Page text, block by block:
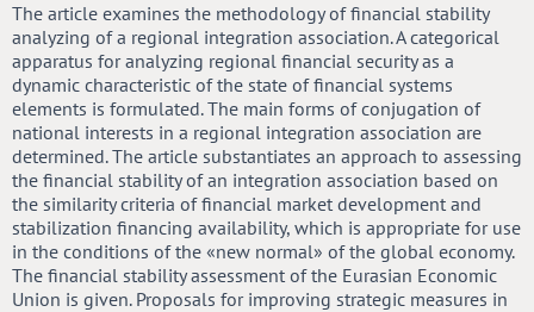
The article examines the methodology of financial stability
analyzing of a regional integration association. A categorical
apparatus for analyzing regional financial security as a
dynamic characteristic of the state of financial systems
elements is formulated. The main forms of conjugation of
national interests in a regional integration association are
determined. The article substantiates an approach to assessing
the financial stability of an integration association based on
the similarity criteria of financial market development and
stabilization financing availability, which is appropriate for use
in the conditions of the «new normal» of the global economy.
The financial stability assessment of the Eurasian Economic
Union is given. Proposals for improving strategic measures in